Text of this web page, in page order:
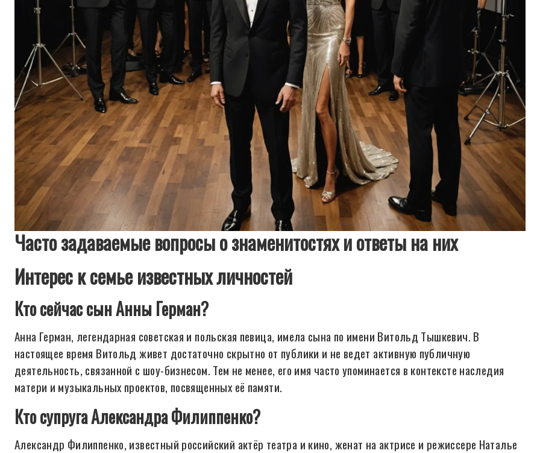
Часто задаваемые вопросы о знаменитостях и ответы на них
Интерес к семье известных личностей
Кто сейчас сын Анны Герман?
Анна Герман, легендарная советская и польская певица, имела сына по имени Витольд Тышкевич. В
настоящее время Витольд живет достаточно скрытно от публики и не ведет активную публичную
деятельность, связанной с шоу-бизнесом. Тем не менее, его имя часто упоминается в контексте наследия
матери и музыкальных проектов, посвященных её памяти.
Кто супруга Александра Филиппенко?
Александр Филиппенко, известный российский актёр театра и кино, женат на актрисе и режиссере Наталье